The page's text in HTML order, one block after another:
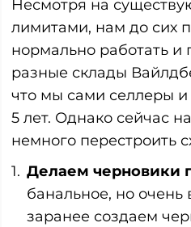
Несмотря на
лимитами, нам до сих
нормально работать и
разные склады
что мы сами селлеры
5 лет. Однако сейчас
немного перестроить
Делаем черновики
банальное, но
заранее создаем